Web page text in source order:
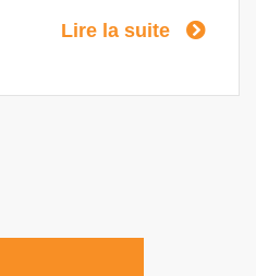
s'inscrit parfaitement
frais.
Lire la suite